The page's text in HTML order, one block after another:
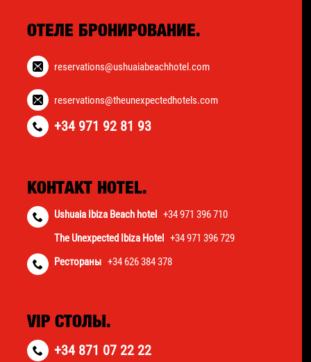
ОТЕЛЕ БРОНИРОВАНИЕ.
reservations@ushuaiabeachhotel.com
reservations@theunexpectedhotels.com
+34 971 92 81 93
КОНТАКТ HOTEL.
Ushuaia Ibiza Beach hotel +34 971 396 710
The Unexpected Ibiza Hotel +34 971 396 729
Рестораны +34 626 384 378
VIP СТОЛЫ.
+34 871 07 22 22